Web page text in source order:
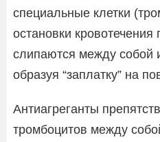
специальные клетки
остановки
слипаются между собой
образуя “заплатку” на
Антиагреганты
тромбоцитов между